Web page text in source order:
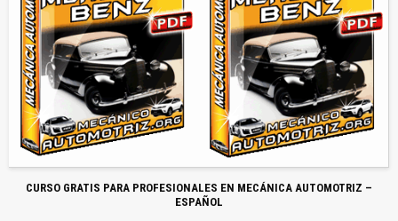
CURSO GRATIS PARA PROFESIONALES EN MECÁNICA AUTOMOTRIZ –
ESPAÑOL